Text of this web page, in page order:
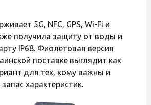
экран
Полиуретановая пленка
StatusSKIN Pro на экран
Samsung Galaxy A37
Матовая
Есть в наличии
350 грн
5G, NFC, GPS, Wi-Fi и
получила защиту от воды и
IP68. Фиолетовая версия
поставке выглядит как
для тех, кому важны и
характеристик.